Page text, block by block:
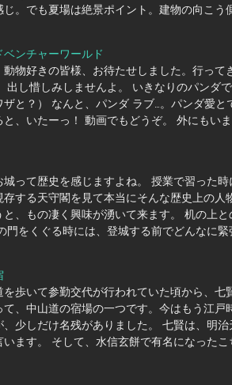
じ。でも夏場は絶景ポイント。建物の向こう
ベンチャーワールド
動物好きの皆様、お待たせしました。行って
出し惜しみしませんよ。 いきなりのパンダ
ザと？） なんと、パンダ ラブ…。パンダ愛と
と、いたーっ！ 動画でもどうぞ。 外にもいま
城って歴史を感じますよね。 授業で習った時
存する天守閣を見て本当にそんな歴史上の人
と、もの凄く興味が湧いて来ます。 机の上
門をくぐる時には、登城する前でどんなに緊
を歩いて参勤交代が行われていた頃から、七
て、中山道の宿場の一つです。今はもう江戸
、少しだけ名残がありました。 七賢は、明
います。 そして、水信玄餅で有名になったこ